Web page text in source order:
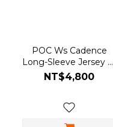
POC Ws Cadence
Long-Sleeve Jersey 女
性長袖車衣
NT$4,800